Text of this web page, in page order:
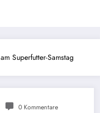
Superfutter-Samstag
0 Kommentare